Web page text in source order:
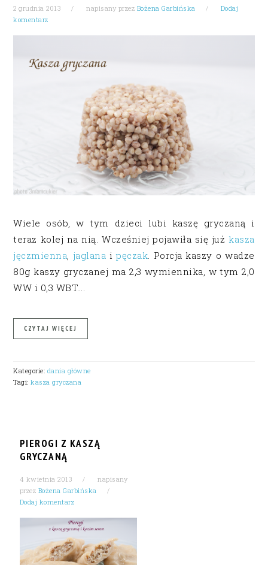
2 grudnia 2013 napisany przez Bożena Garbińska
Dodaj
komentarz
Wiele osób, w tym dzieci lubi kaszę gryczaną i
teraz kolej na nią. Wcześniej pojawiła się już kasza
jęczmienna, jaglana ipęczak. Porcja kaszy o wadze
80g kaszy gryczanej ma 2,3 wymiennika, w tym 2,0
WW i 0,3 WBT….
CZYTAJ WIĘCEJ
Kategorie: dania główne
Tagi:kasza gryczana
PIEROGI Z KASZĄ
GRYCZANĄ
4 kwietnia 2013
napisany
przez Bożena Garbińska
Dodaj komentarz